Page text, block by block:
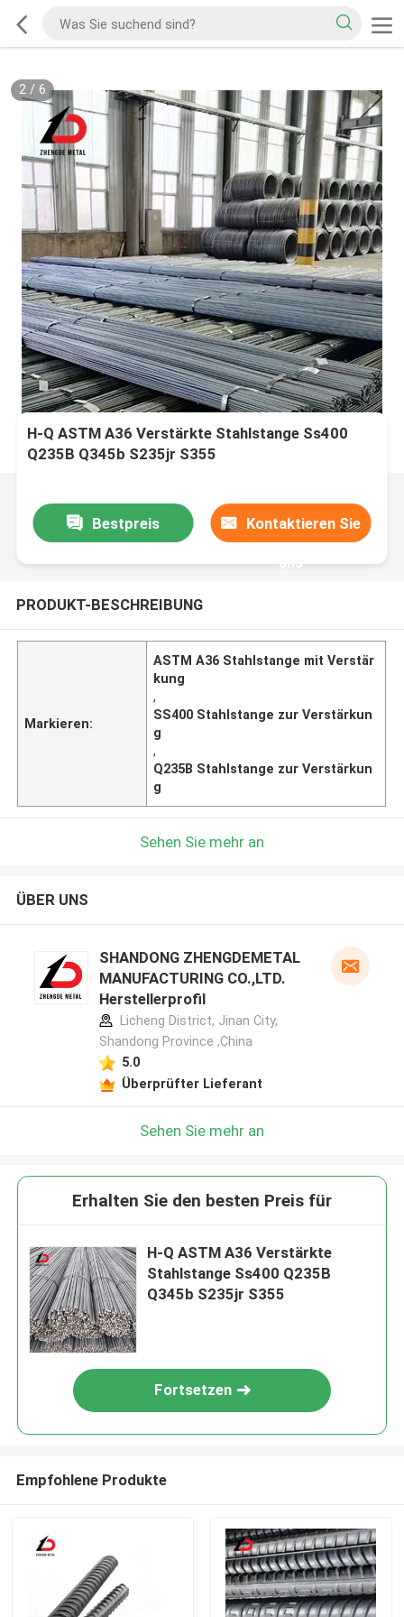
2/ 6
H-Q ASTM A36 Verstärkte Stahlstange Ss400
Q235B Q345b S235jr S355
Bestpreis Kontaktieren Sie
uns
PRODUKT-BESCHREIBUNG
Markieren:
ASTM A36 Stahlstange mit Verstär
kung
,
SS400 Stahlstange zur Verstärkun
g
,
Q235B Stahlstange zur Verstärkun
g
Sehen Sie mehr an
ÜBER UNS
SHANDONG ZHENGDEMETAL
MANUFACTURING CO.,LTD.
Herstellerprofil
Licheng District, Jinan City,
Shandong Province ,China
5.0
Überprüfter Lieferant
Sehen Sie mehr an
Erhalten Sie den besten Preis für
H-Q ASTM A36 Verstärkte
Stahlstange Ss400 Q235B
Q345b S235jr S355
Fortsetzen
Empfohlene Produkte